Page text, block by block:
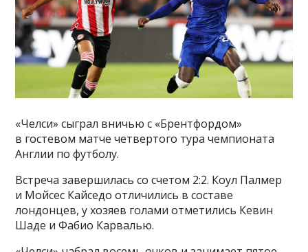
«Челси» сыграл вничью с «Брентфордом»
в гостевом матче четвертого тура чемпионата
Англии по футболу.
Встреча завершилась со счетом 2:2. Коул Палмер
и Мойсес Кайседо отличились в составе
лондонцев, у хозяев голами отметились Кевин
Шаде и Фабио Карвалью.